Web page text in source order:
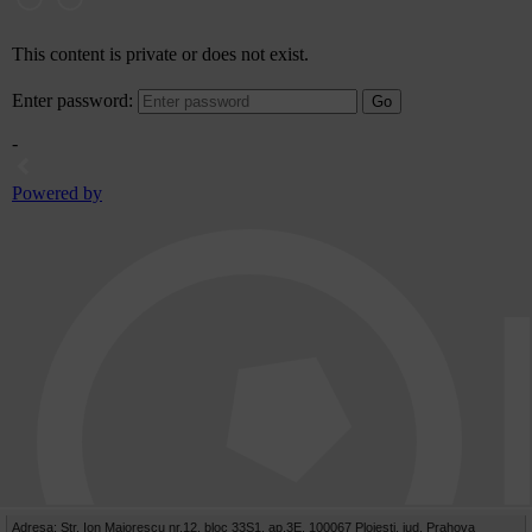
Adresa: Str. Ion Maiorescu nr.12, bloc 33S1, ap.3E, 100067 Ploiesti, jud. Prahova